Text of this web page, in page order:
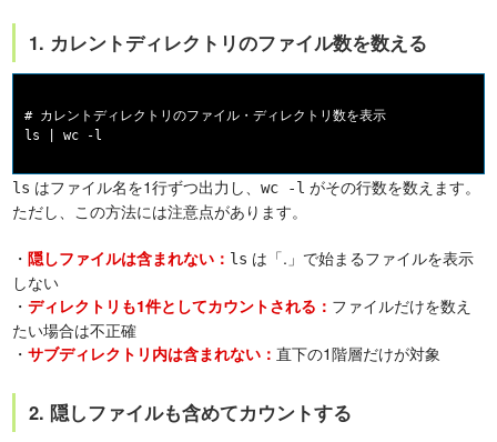
1. カレントディレクトリのファイル数を数える
# カレントディレクトリのファイル・ディレクトリ数を表示
ls はファイル名を1行ずつ出力し、wc -l がその行数を数えます。
ただし、この方法には注意点があります。
・隠しファイルは含まれない： ls は「.」で始まるファイルを表示
しない
・ディレクトリも1件としてカウントされる： ファイルだけを数え
たい場合は不正確
・サブディレクトリ内は含まれない：直下の1階層だけが対象
2. 隠しファイルも含めてカウントする